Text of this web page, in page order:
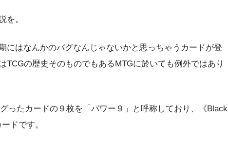
を。
にはなんかのバグなんじゃないかと思っちゃうカードが登
TCGの歴史そのものでもあるMTGに於いても例外ではあり
ったカードの９枚を「パワー９」と呼称しており、《Black
ドです。